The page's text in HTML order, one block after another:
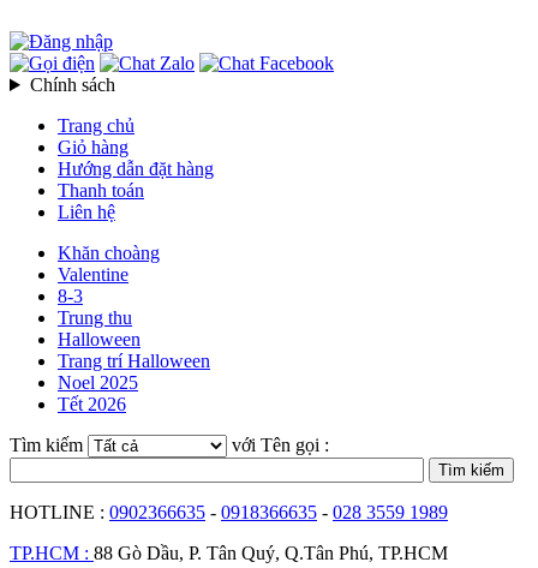
Chính sách
Trang chủ
Giỏ hàng
Hướng dẫn đặt hàng
Thanh toán
Liên hệ
Khăn choàng
Valentine
8-3
Trung thu
Halloween
Trang trí Halloween
Noel 2025
Tết 2026
Tìm kiếm
với Tên gọi :
HOTLINE : 0902366635 - 0918366635 - 028 3559 1989
TP.HCM : 88 Gò Dầu, P. Tân Quý, Q.Tân Phú, TP.HCM